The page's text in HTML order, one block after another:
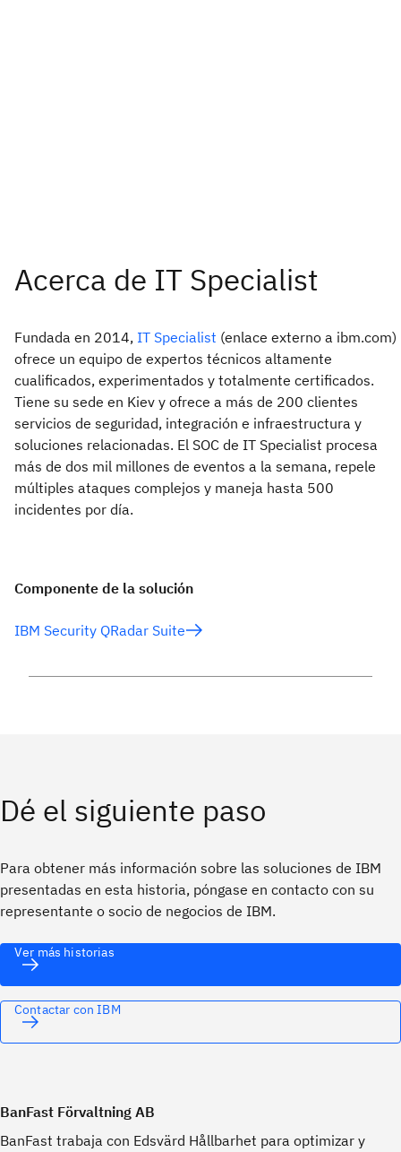
Fundada en 2014, IT Specialist (enlace externo a ibm.com)
ofrece un equipo de expertos técnicos altamente
cualificados, experimentados y totalmente certificados.
Tiene su sede en Kiev y ofrece a más de 200 clientes
servicios de seguridad, integración e infraestructura y
soluciones relacionadas. El SOC de IT Specialist procesa
más de dos mil millones de eventos a la semana, repele
múltiples ataques complejos y maneja hasta 500
incidentes por día.
Componente de la solución
IBM Security QRadar Suite
Dé el siguiente paso
Para obtener más información sobre las soluciones de IBM
presentadas en esta historia, póngase en contacto con su
representante o socio de negocios de IBM.
Ver más historias
Contactar con IBM
BanFast Förvaltning AB
BanFast trabaja con Edsvärd Hållbarhet para optimizar y